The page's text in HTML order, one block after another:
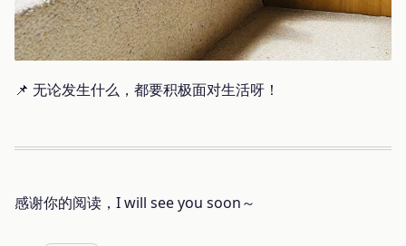
📌 无论发生什么，都要积极面对生活呀！
感谢你的阅读，I will see you soon～